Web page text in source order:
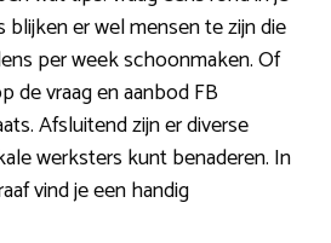
blijken er wel mensen te zijn die
per week schoonmaken. Of
de vraag en aanbod FB
Afsluitend zijn er diverse
werksters kunt benaderen. In
vind je een handig